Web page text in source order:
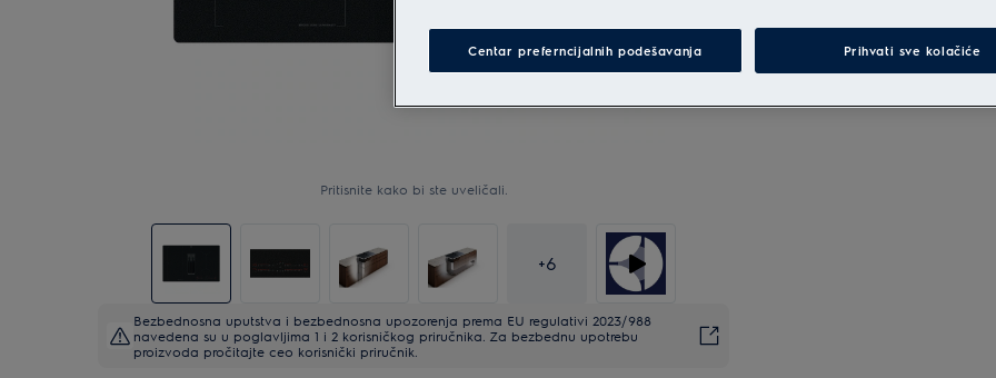
Pritisnite kako bi ste uveličali.
+6
Bezbednosna uputstva i bezbednosna upozorenja prema EU regulativi 2023/988
navedena su u poglavljima 1 i 2 korisničkog priručnika. Za bezbednu upotrebu
proizvoda pročitajte ceo korisnički priručnik.
Centar preferncijalnih podešavanja Prihvati sve kolačiće